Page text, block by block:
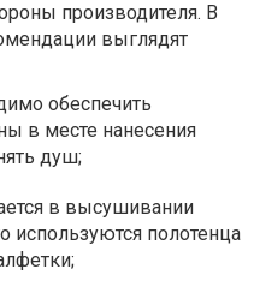
производителя. В
выглядят
обеспечить
в месте нанесения
душ;
в высушивании
используются полотенца